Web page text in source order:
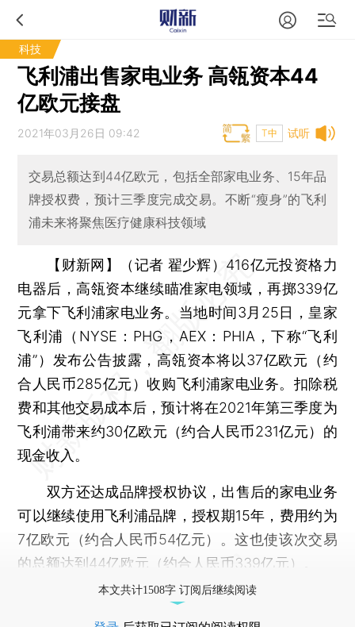
科技
飞利浦出售家电业务 高瓴资本44
亿欧元接盘
试听
2021年03月26日 09:42 T中
交易总额达到44亿欧元，包括全部家电业务、15年品
牌授权费，预计三季度完成交易。不断“瘦身”的飞利
浦未来将聚焦医疗健康科技领域
【财新网】（记者 翟少辉） 416亿元投资格力
电器后，高瓴资本继续瞄准家电领域，再掷339亿
元拿下飞利浦家电业务。当地时间3月25日，皇家
飞利浦（NYSE：PHG，AEX：PHIA，下称“飞利
浦”）发布公告披露，高瓴资本将以37亿欧元（约
合人民币285亿元）收购飞利浦家电业务。扣除税
费和其他交易成本后，预计将在2021年第三季度为
飞利浦带来约30亿欧元（约合人民币231亿元）的
现金收入。
双方还达成品牌授权协议，出售后的家电业务
可以继续使用飞利浦品牌，授权期15年，费用约为
7亿欧元（约合人民币54亿元）。这也使该次交易
的总额达到44亿欧元（约合人民币339亿元）。
本文共计1508字 订阅后继续阅读